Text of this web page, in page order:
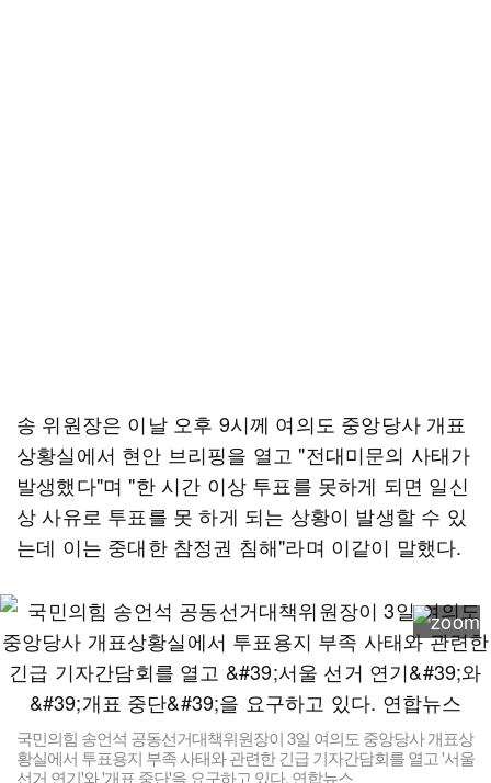
송 위원장은 이날 오후 9시께 여의도 중앙당사 개표
상황실에서 현안 브리핑을 열고 "전대미문의 사태가
발생했다"며 "한 시간 이상 투표를 못하게 되면 일신
상 사유로 투표를 못 하게 되는 상황이 발생할 수 있
는데 이는 중대한 참정권 침해"라며 이같이 말했다.
국민의힘 송언석 공동선거대책위원장이 3일 여의도 중앙당사 개표상
황실에서 투표용지 부족 사태와 관련한 긴급 기자간담회를 열고 '서울
선거 연기'와 '개표 중단'을 요구하고 있다. 연합뉴스